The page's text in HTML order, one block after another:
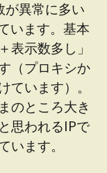
が異常に多い
います。基本
表示数多し」
（プロキシか
ています）。
のところ大き
思われるIPで
います。